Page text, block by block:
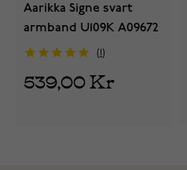
Aarikka Signe svart
armband U109K A09672
539,00 Kr